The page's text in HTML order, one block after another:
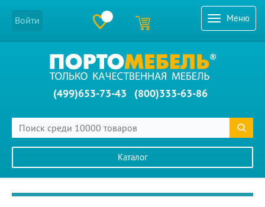
Меню
Войти
(499)653-73-43 (800)333-63-86
Каталог
Главное меню сайта